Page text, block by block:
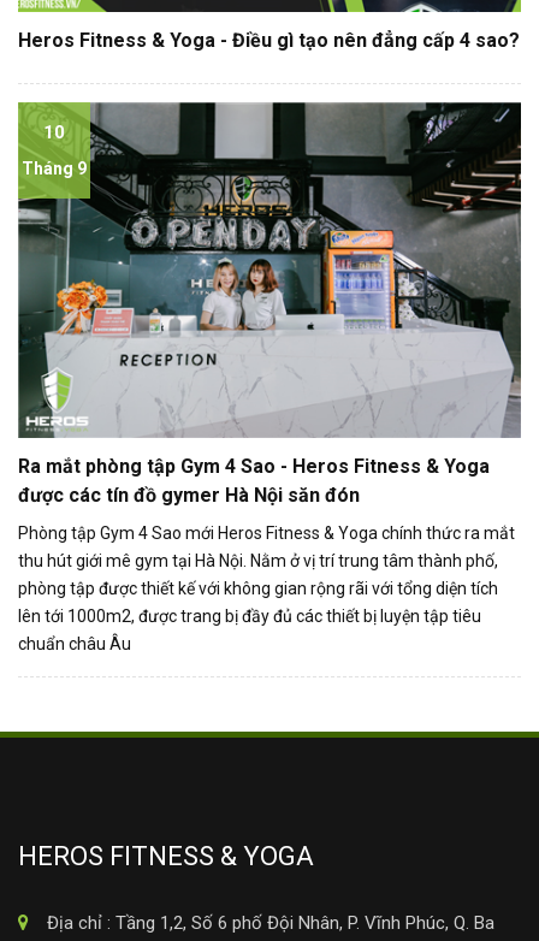
Heros Fitness & Yoga - Điều gì tạo nên đẳng cấp 4 sao?
10
Tháng 9
Ra mắt phòng tập Gym 4 Sao - Heros Fitness & Yoga
được các tín đồ gymer Hà Nội săn đón
Phòng tập Gym 4 Sao mới Heros Fitness & Yoga chính thức ra mắt
thu hút giới mê gym tại Hà Nội. Nằm ở vị trí trung tâm thành phố,
phòng tập được thiết kế với không gian rộng rãi với tổng diện tích
lên tới 1000m2, được trang bị đầy đủ các thiết bị luyện tập tiêu
chuẩn châu Âu
HEROS FITNESS & YOGA
Địa chỉ : Tầng 1,2, Số 6 phố Đội Nhân, P. Vĩnh Phúc, Q. Ba